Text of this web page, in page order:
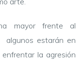
mayor frente al
algunos estarán en
la agresión